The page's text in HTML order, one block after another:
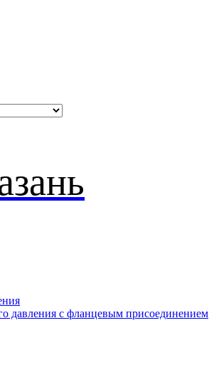
давления с фланцевым присоединением